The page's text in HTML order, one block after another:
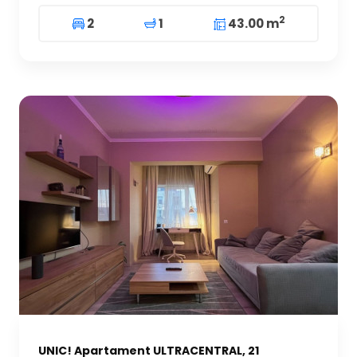
2 1 43.00 m2
UNIC! Apartament ULTRACENTRAL, 21